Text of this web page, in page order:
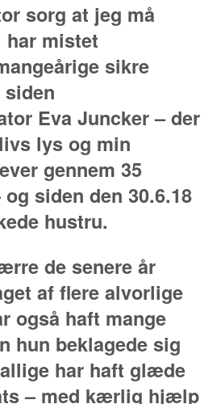
sorg at jeg må
har mistet
sikre
Eva Juncker – der
lys og min
gennem 35
siden den 30.6.18
hustru.
de senere år
af flere alvorlige
også haft mange
hun beklagede sig
har haft glæde
– med kærlig hjælp